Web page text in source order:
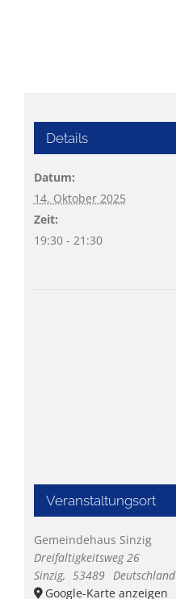
Details
Datum:
14. Oktober 2025
Zeit:
19:30 - 21:30
Veranstaltungsort
Gemeindehaus Sinzig
Dreifaltigkeitsweg 26
Sinzig, 53489 Deutschland
Google-Karte anzeigen